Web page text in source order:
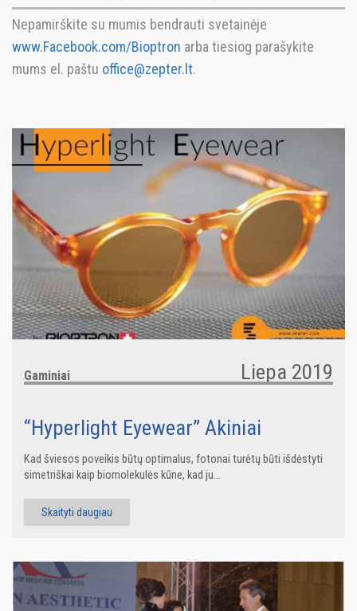
Nepamirškite su mumis bendrauti svetainėje
www.Facebook.com/Bioptron arba tiesiog parašykite
mums el. paštu office@zepter.lt.
Gaminiai Liepa 2019
“Hyperlight Eyewear” Akiniai
Kad šviesos poveikis būtų optimalus, fotonai turėtų būti išdėstyti
simetriškai kaip biomolekulės kūne, kad ju...
Skaityti daugiau